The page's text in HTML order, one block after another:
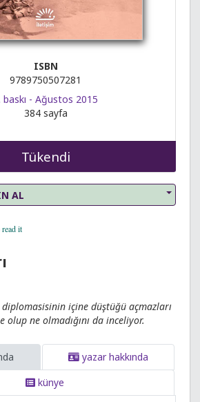
ISBN
9789750507281
baskı - Ağustos 2015
384 sayfa
Tükendi
AL
diplomasisinin içine düştüğü açmazları
olup ne olmadığını da inceliyor.
yazar hakkında
künye